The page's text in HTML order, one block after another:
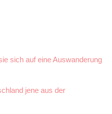
sich auf eine Auswanderung
jene aus der